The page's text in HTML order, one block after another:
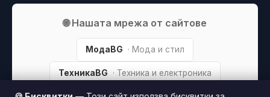
🌐 Нашата мрежа от сайтове
МодаBG · Мода и стил
ТехникаBG · Техника и електроника